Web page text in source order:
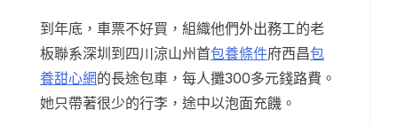
到年底，車票不好買，組織他們外出務工的老
板聯系深圳到四川涼山州首包養條件府西昌包
養甜心網的長途包車，每人攤300多元錢路費。
她只帶著很少的行李，途中以泡面充饑。